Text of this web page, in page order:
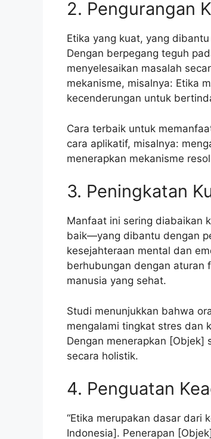
2. Pengurangan
Etika yang kuat, yang
Dengan berpegang teguh
menyelesaikan masalah
mekanisme, misalnya: Etika
kecenderungan untuk
Cara terbaik untuk
cara aplikatif, misalnya:
menerapkan mekanisme
3. Peningkatan
Manfaat ini sering diabaikan
baik—yang dibantu dengan
kesejahteraan mental dan
berhubungan dengan aturan
manusia yang sehat.
Studi menunjukkan bahwa
mengalami tingkat stres dan
Dengan menerapkan [Objek]
secara holistik.
4. Penguatan
“Etika merupakan dasar dari
Indonesia]. Penerapan